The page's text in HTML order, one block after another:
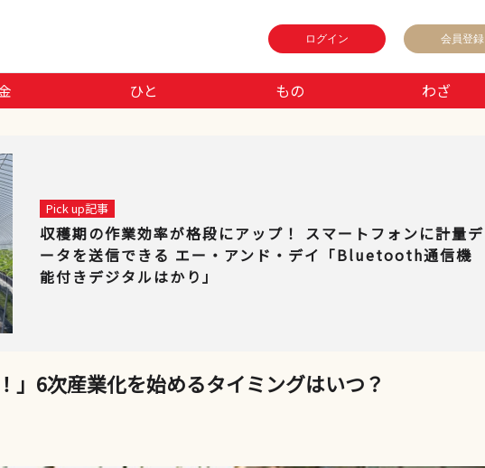
ログイン 会員登録
ひと もの わざ
Pick up記事
収穫期の作業効率が格段にアップ！ スマートフォンに計量デ
ータを送信できる エー・アンド・デイ「Bluetooth通信機
能付きデジタルはかり」
」6次産業化を始めるタイミングはいつ？